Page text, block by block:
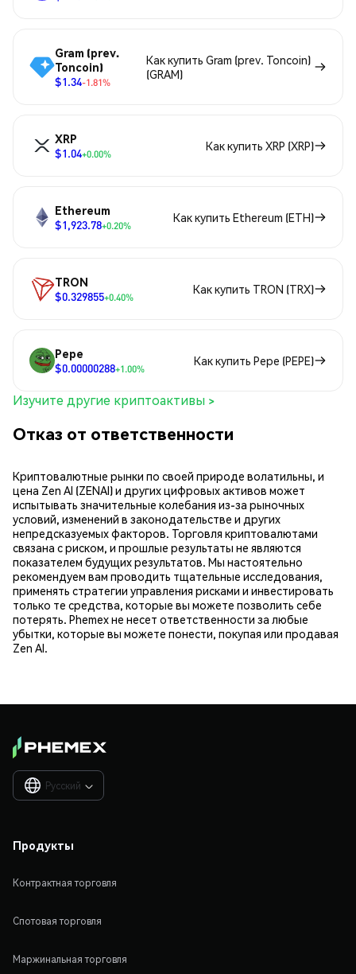
Gram (prev.
Toncoin)
$1.34-1.81%
Как купить Gram (prev. Toncoin)
(GRAM)
XRP
$1.04+0.00%
Как купить XRP (XRP)
Ethereum
$1,923.78+0.20%
Как купить Ethereum (ETH)
TRON
$0.329855+0.40%
Как купить TRON (TRX)
Pepe
$0.00000288+1.00%
Как купить Pepe (PEPE)
Изучите другие криптоактивы >
Отказ от ответственности
Криптовалютные рынки по своей природе волатильны, и
цена Zen AI (ZENAI) и других цифровых активов может
испытывать значительные колебания из-за рыночных
условий, изменений в законодательстве и других
непредсказуемых факторов. Торговля криптовалютами
связана с риском, и прошлые результаты не являются
показателем будущих результатов. Мы настоятельно
рекомендуем вам проводить тщательные исследования,
применять стратегии управления рисками и инвестировать
только те средства, которые вы можете позволить себе
потерять. Phemex не несет ответственности за любые
убытки, которые вы можете понести, покупая или продавая
Zen AI.
Русский 
Продукты
Контрактная торговля
Спотовая торговля
Маржинальная торговля